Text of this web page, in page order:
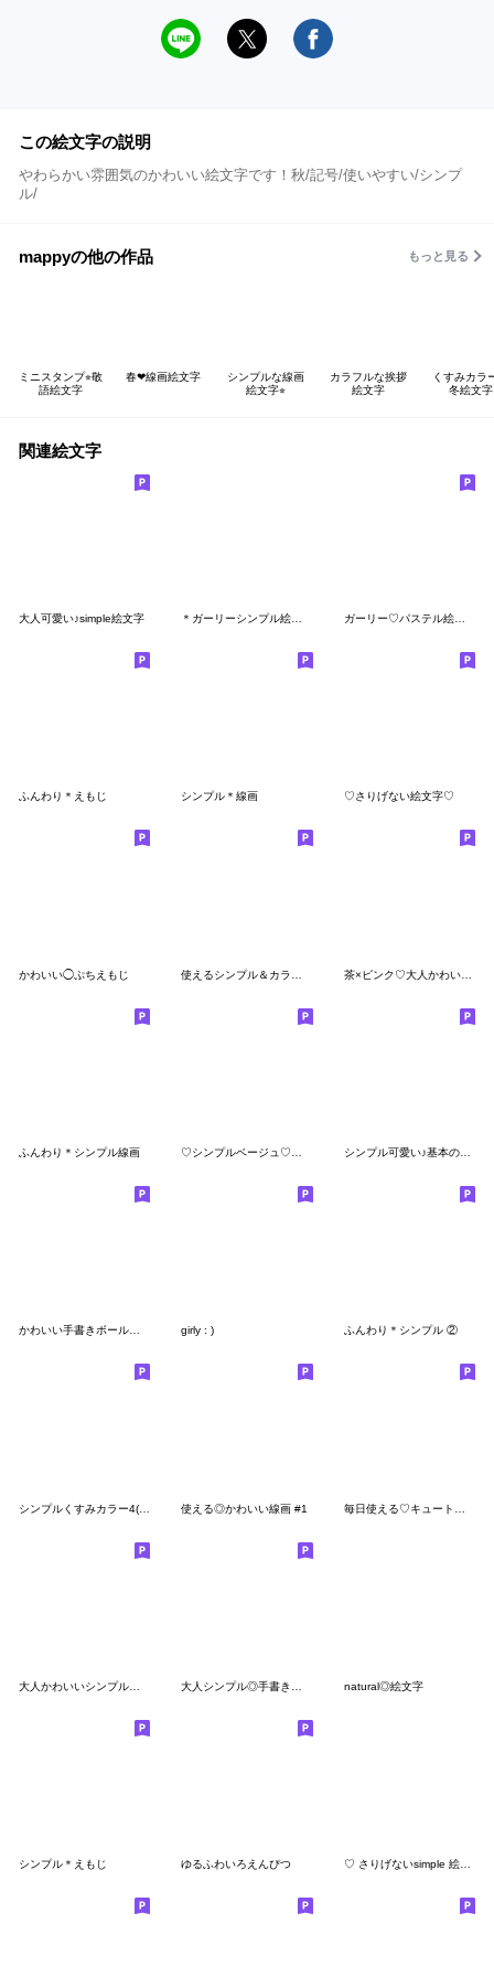
この絵文字の説明
やわらかい雰囲気のかわいい絵文字です！秋/記号/使いやすい/シンプ
ル/
mappyの他の作品 もっと見る
ミニスタンプ⭐︎敬
語絵文字
春❤︎線画絵文字
シンプルな線画
絵文字⭐︎
カラフルな挨拶
絵文字
くすみカラ
冬絵文字
関連絵文字
大人可愛い♪simple絵文字 ガーリー♡パステル絵文字
ふんわり＊えもじ シンプル＊線画 ♡さりげない絵文字♡
かわいい◯ぷちえもじ 茶×ピンク♡大人かわいい絵文字＊°
ふんわり＊シンプル線画 シンプル可愛い♪基本の絵文字
かわいい手書きボールペン絵文字 girly : ) ふんわり＊シンプル ②
使える◎かわいい線画 #1
natural◎絵文字
シンプル＊えもじ ゆるふわいろえんぴつ ♡ さりげないsimple 絵文字 ♡